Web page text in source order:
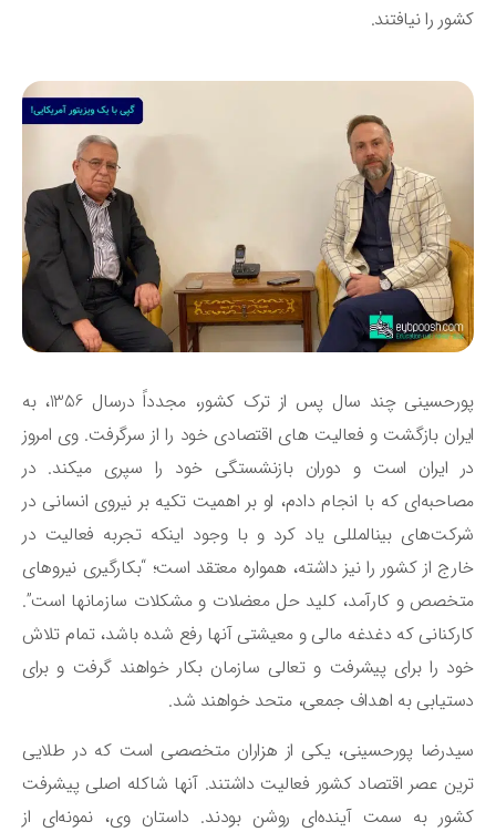
را نیافتند.
پورحسینی چند سال پس از ترک کشور، مجدداً درسال 1356، به
بازگشت و فعالیت های اقتصادی خود را از سرگرفت. وی امروز
در ایران است و دوران بازنشستگی خود را سپری می‎کند. در
که با انجام دادم، او بر اهمیت تکیه بر نیروی انسانی در
شرکت‌های بین‎المللی یاد کرد و با وجود اینکه تجربه فعالیت در
از کشور را نیز داشته، همواره معتقد است؛ “بکارگیری نیروهای
متخصص و کارآمد، کلید حل معضلات و مشکلات سازمان‎ها است”.
که دغدغه مالی و معیشتی آنها رفع شده باشد، تمام تلاش
را برای پیشرفت و تعالی سازمان بکار خواهند گرفت و برای
به اهداف جمعی، متحد خواهند شد.
پورحسینی، یکی از هزاران متخصصی است که در طلایی
عصر اقتصاد کشور فعالیت داشتند. آنها شاکله اصلی پیشرفت
به سمت آینده‌ای روشن بودند. داستان وی، نمونه‌ای از